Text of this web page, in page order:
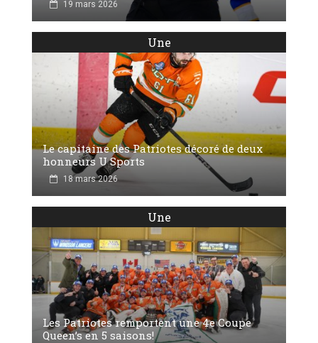
19 mars 2026
Une
Le capitaine des Patriotes décoré de deux
honneurs U Sports
18 mars 2026
Une
Les Patriotes remportent une 4e Coupe
Queen’s en 5 saisons!